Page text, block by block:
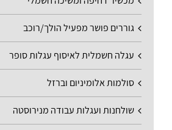
גוררים פושר מפעיל הולך/רוכב
עגלה חשמלית לאיסוף עגלות סופר
סולמות אלומיניום וברזל
שולחנות ועגלות עבודה מנירוסטה